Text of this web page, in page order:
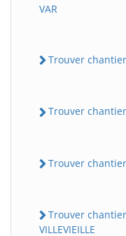
VAR
Trouver
Trouver
Trouver chantier
Trouver
VILLEVIEILLE